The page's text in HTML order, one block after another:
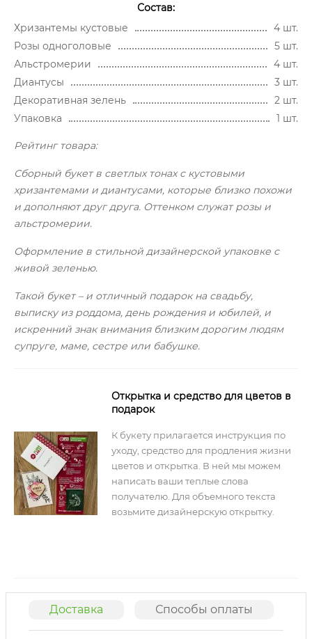
Состав:
Хризантемы кустовые
4 шт.
Розы одноголовые
5 шт.
Альстромерии
4 шт.
Диантусы
3 шт.
Декоративная зелень
2 шт.
Упаковка
1 шт.
Рейтинг товара:
Сборный букет в светлых тонах с кустовыми
хризантемами и диантусами, которые близко похожи
и дополняют друг друга. Оттенком служат розы и
альстромерии.
Оформление в стильной дизайнерской упаковке с
живой зеленью.
Такой букет – и отличный подарок на свадьбу,
выписку из роддома, день рождения и юбилей, и
искренний знак внимания близким дорогим людям
супруге, маме, сестре или бабушке.
Открытка и средство для цветов в
подарок
К букету прилагается инструкция по
уходу, средство для продления жизни
цветов и открытка. В ней мы можем
написать ваши теплые слова
получателю. Для объемного текста
возьмите дизайнерскую открытку.
Доставка Способы оплаты